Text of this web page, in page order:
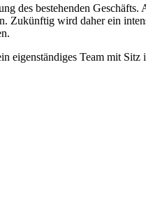
des bestehenden
wird daher ein
eigenständiges Team mit